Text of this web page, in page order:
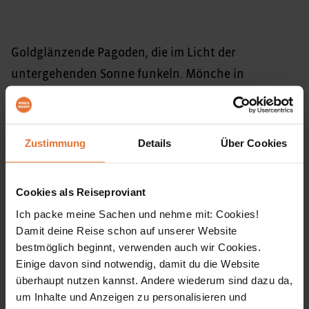
Zustimmung Details Über Cookies
Cookies als Reiseproviant
Ich packe meine Sachen und nehme mit: Cookies!
Damit deine Reise schon auf unserer Website
bestmöglich beginnt, verwenden auch wir Cookies.
Einige davon sind notwendig, damit du die Website
überhaupt nutzen kannst. Andere wiederum sind dazu da,
um Inhalte und Anzeigen zu personalisieren und
Goldglänzende Pagoden, die im Licht der
untergehenden Sonne funkeln. Mönche in
dunkelroten Roben, die morgens durch die Straßen
Mandalays ziehen, um Opfergaben einzusammeln.
Einbeinfischer, die lautlos über den Inle-See gleiten.
Volksgruppen wie die Karen, Shan oder Paoh, die
Landes“! Unsere Reise startet in Mandalay, der
letzten Königstadt des Landes. Wir entschleunigen
an Bord eines Schiffes, auf dem wir den
Ayeyarwaddy bis Bagan entlang schippern, um hier